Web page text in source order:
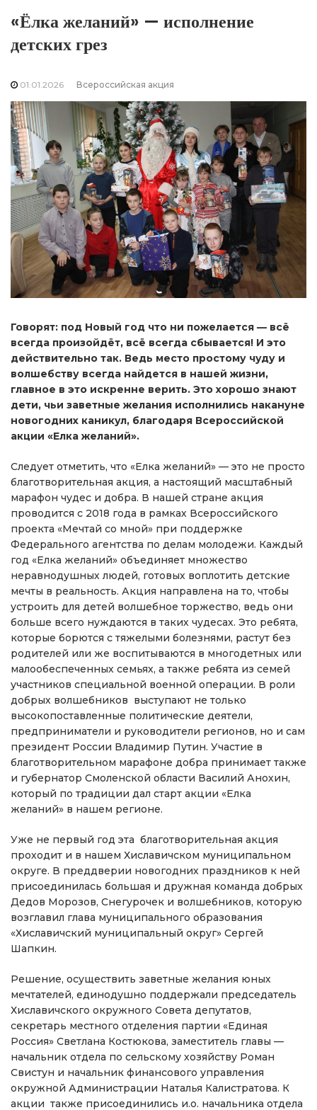
«Ёлка желаний» — исполнение
детских грез
01.01.2026 Всероссийская акция
Говорят: под Новый год что ни пожелается — всё
всегда произойдёт, всё всегда сбывается! И это
действительно так. Ведь место простому чуду и
волшебству всегда найдется в нашей жизни,
главное в это искренне верить. Это хорошо знают
дети, чьи заветные желания исполнились накануне
новогодних каникул, благодаря Всероссийской
акции «Елка желаний».
Следует отметить, что «Елка желаний» — это не просто
благотворительная акция, а настоящий масштабный
марафон чудес и добра. В нашей стране акция
проводится с 2018 года в рамках Всероссийского
проекта «Мечтай со мной» при поддержке
Федерального агентства по делам молодежи. Каждый
год «Елка желаний» объединяет множество
неравнодушных людей, готовых воплотить детские
мечты в реальность. Акция направлена на то, чтобы
устроить для детей волшебное торжество, ведь они
больше всего нуждаются в таких чудесах. Это ребята,
которые борются с тяжелыми болезнями, растут без
родителей или же воспитываются в многодетных или
малообеспеченных семьях, а также ребята из семей
участников специальной военной операции. В роли
добрых волшебников выступают не только
высокопоставленные политические деятели,
предприниматели и руководители регионов, но и сам
президент России Владимир Путин. Участие в
благотворительном марафоне добра принимает также
и губернатор Смоленской области Василий Анохин,
который по традиции дал старт акции «Елка
желаний» в нашем регионе.
Уже не первый год эта благотворительная акция
проходит и в нашем Хиславичском муниципальном
округе. В преддверии новогодних праздников к ней
присоединилась большая и дружная команда добрых
Дедов Морозов, Снегурочек и волшебников, которую
возглавил глава муниципального образования
«Хиславичский муниципальный округ» Сергей
Шапкин.
Решение, осуществить заветные желания юных
мечтателей, единодушно поддержали председатель
Хиславичского окружного Совета депутатов,
секретарь местного отделения партии «Единая
Россия» Светлана Костюкова, заместитель главы —
начальник отдела по сельскому хозяйству Роман
Свистун и начальник финансового управления
окружной Администрации Наталья Калистратова. К
акции также присоединились и.о. начальника отдела